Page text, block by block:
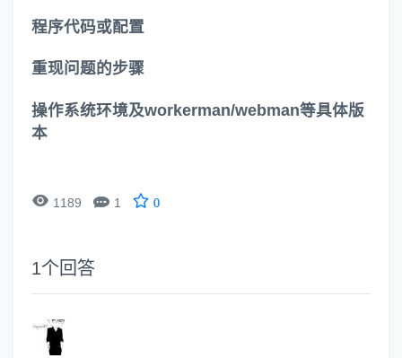
程序代码或配置
重现问题的步骤
操作系统环境及workerman/webman等具体版
本
 1189  1 0
1个回答